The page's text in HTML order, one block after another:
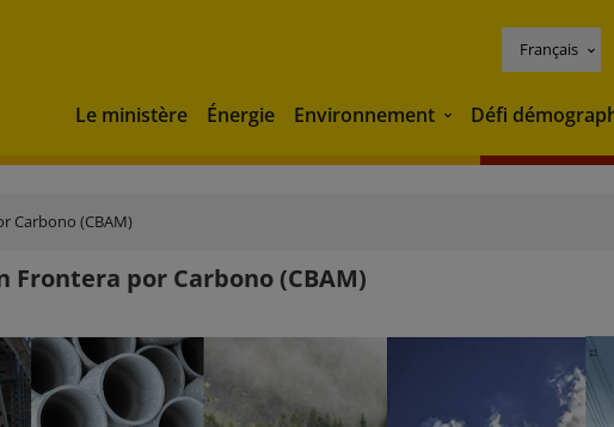
Français
Le ministère Énergie Environnement Environnement
Défi
Carbono (CBAM)
Frontera por Carbono (CBAM)